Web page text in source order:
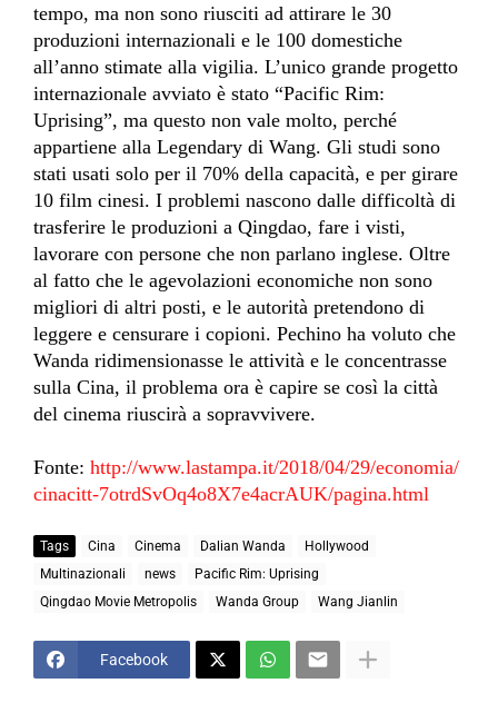
tempo, ma non sono riusciti ad attirare le 30
produzioni internazionali e le 100 domestiche
all’anno stimate alla vigilia. L’unico grande progetto
internazionale avviato è stato “Pacific Rim:
Uprising”, ma questo non vale molto, perché
appartiene alla Legendary di Wang. Gli studi sono
stati usati solo per il 70% della capacità, e per girare
10 film cinesi. I problemi nascono dalle difficoltà di
trasferire le produzioni a Qingdao, fare i visti,
lavorare con persone che non parlano inglese. Oltre
al fatto che le agevolazioni economiche non sono
migliori di altri posti, e le autorità pretendono di
leggere e censurare i copioni. Pechino ha voluto che
Wanda ridimensionasse le attività e le concentrasse
sulla Cina, il problema ora è capire se così la città
del cinema riuscirà a sopravvivere.
Fonte: http://www.lastampa.it/2018/04/29/economia/
cinacitt-7otrdSvOq4o8X7e4acrAUK/pagina.html
Tags Cina Cinema Dalian Wanda
Hollywood
Multinazionali
news
Pacific Rim: Uprising
Qingdao Movie Metropolis
Wanda Group Wang Jianlin
Facebook